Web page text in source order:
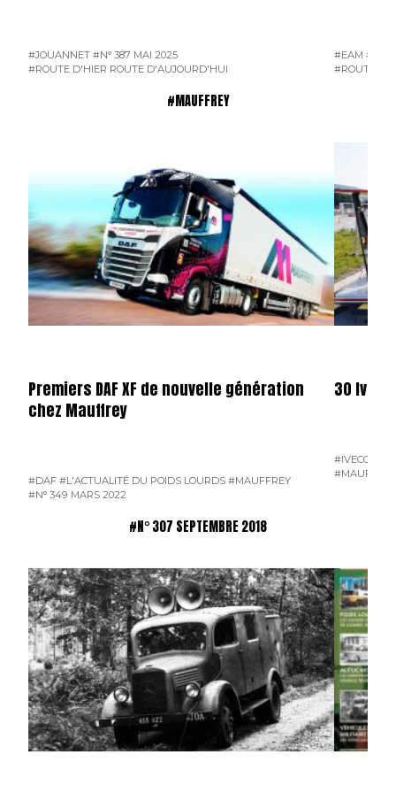
#JOUANNET #N° 387 MAI 2025
#ROUTE D'HIER ROUTE D'AUJOURD'HUI
#EAM
#ROUTE
#MAUFFREY
Premiers DAF XF de nouvelle génération
chez Mauffrey
#DAF #L'ACTUALITÉ DU POIDS LOURDS #MAUFFREY
#N° 349 MARS 2022
30
#IVECO S-
#MAUFFREY
#N° 307 SEPTEMBRE 2018